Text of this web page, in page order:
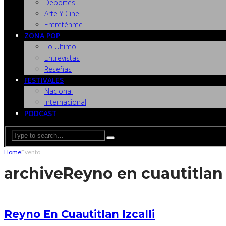
Deportes
Arte Y Cine
Entreténme
ZONA POP
Lo Ultimo
Entrevistas
Reseñas
FESTIVALES
Nacional
Internacional
PODCAST
HomeEvento
archiveReyno en
Reyno En Cuautitlan Izcalli